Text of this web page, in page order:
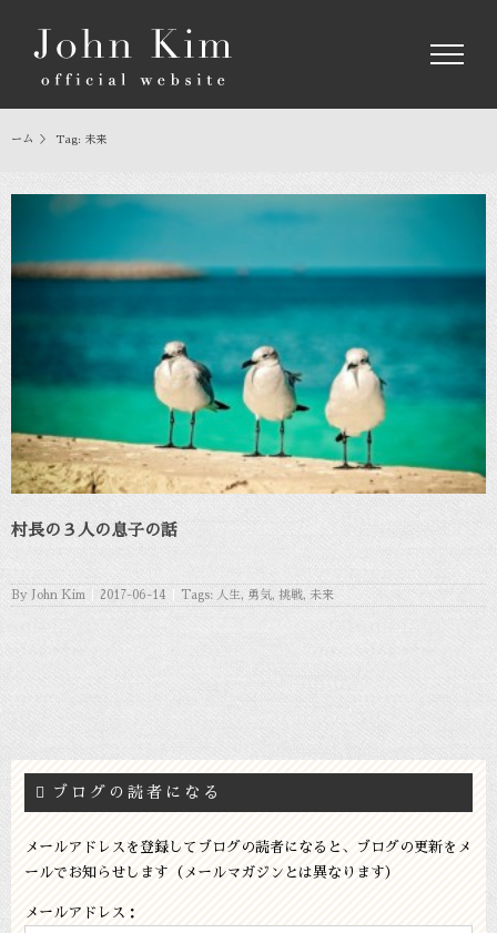
content
ホーム ＞ Tag: 未来
村長の３人の息子の話
By John Kim 2017-06-14 Tags: 人生, 勇気, 挑戦, 未来
ブログの読者になる
メールアドレスを登録してブログの読者になると、ブログの更新をメ
ールでお知らせします（メールマガジンとは異なります）
メールアドレス：